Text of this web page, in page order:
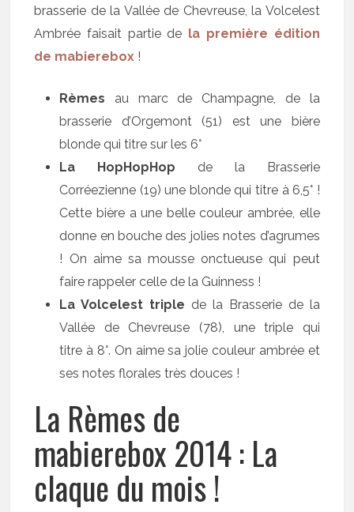
brasserie de la Vallée de Chevreuse, la Volcelest
Ambrée faisait partie de la première édition
de mabierebox !
Rèmes au marc de Champagne, de la
brasserie d’Orgemont (51) est une bière
blonde qui titre sur les 6°
La HopHopHop de la Brasserie
Corréezienne (19) une blonde qui titre à 6,5° !
Cette bière a une belle couleur ambrée, elle
donne en bouche des jolies notes d’agrumes
! On aime sa mousse onctueuse qui peut
faire rappeler celle de la Guinness !
La Volcelest triple de la Brasserie de la
Vallée de Chevreuse (78), une triple qui
titre à 8°. On aime sa jolie couleur ambrée et
ses notes florales très douces !
La Rèmes de
mabierebox 2014 : La
claque du mois !